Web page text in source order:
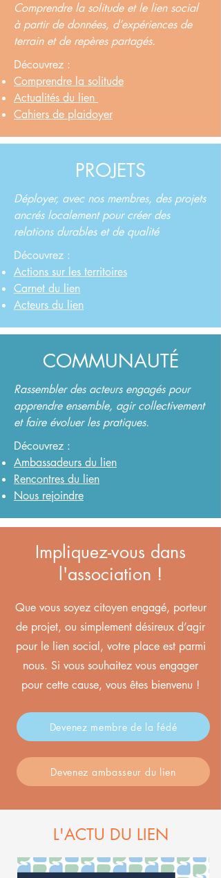
Comprendre la solitude et le lien social
à partir de données, d’expériences de
terrain et de repères partagés.
Découvrez :
Comprendre la solitude
Actualités du lien
Cahiers de plaidoyer
PROJETS
Déployer, avec nos membres, des projets
ancrés localement pour créer des
relations durables et de qualité
Découvrez :
Actions sur les territoires
Carnet du lien
Acteurs du lien
COMMUNAUTÉ
Rassembler des acteurs engagés pour
apprendre ensemble, agir collectivement
et faire évoluer les pratiques.
Découvrez :
Ambassadeurs du lien
Rencontres du lien
Nous rejoindre
Impliquez-vous dans
l'association !
Que vous soyez citoyen engagé, porteur
de projet, ou simplement désireux d’agir
pour le lien social, votre place est parmi
nous. Si vous souhaitez vous engager
pour cette cause, vous êtes bienvenu !
Devenez membre de la fédé
Devenez ambasseur du lien
L'ACTU DU LIEN